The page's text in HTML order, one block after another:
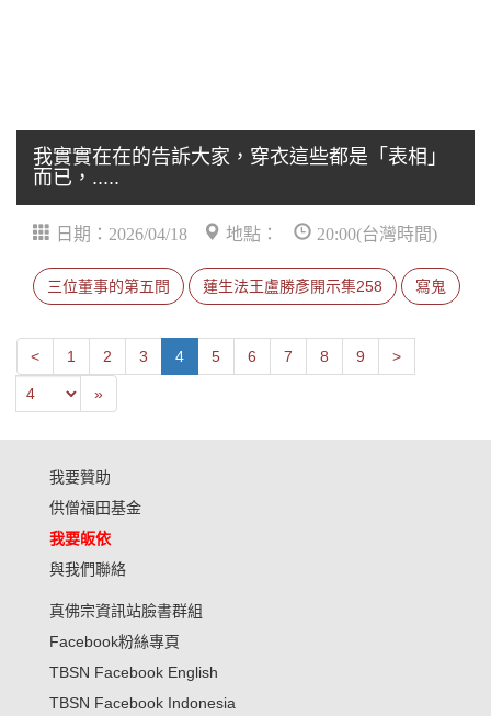
我實實在在的告訴大家，穿衣這些都是「表相」
而已，.....
日期：2026/04/18 地點： 20:00(台灣時間)
三位董事的第五問 蓮生法王盧勝彥開示集258 寫鬼
<Next1 2 3 4 5 6 7 8 9 >Previous
»Last
我要贊助
供僧福田基金
我要皈依
與我們聯絡
真佛宗資訊站臉書群組
Facebook粉絲專頁
TBSN Facebook English
TBSN Facebook Indonesia